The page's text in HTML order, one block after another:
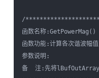
/
函数名称:GetPowerMag()
函数功能:计算各次谐波幅值
参数说明:
备  注:先将